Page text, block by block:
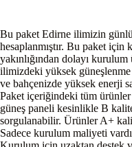
Bu paket Edirne ilimizin
hesaplanmıştır. Bu paket
yakınlığından dolayı
ilimizdeki yüksek güneşlenme
ve bahçenizde yüksek enerji
Paket içeriğindeki tüm
güneş paneli kesinlikle B
sorgulanabilir. Ürünler A+
Sadece kurulum maliyeti